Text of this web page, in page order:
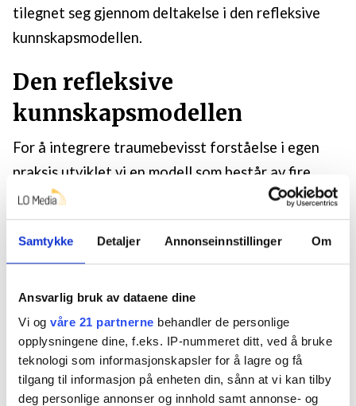
Samtykke Detaljer Annonseinnstillinger Om
Ansvarlig bruk av dataene dine
Vi og våre 21 partnerne behandler de personlige
opplysningene dine, f.eks. IP-nummeret ditt, ved å bruke
teknologi som informasjonskapsler for å lagre og få
tilgang til informasjon på enheten din, sånn at vi kan tilby
deg personlige annonser og innhold samt annonse- og
tilegnet seg gjennom deltakelse i den refleksive
kunnskapsmodellen.
Den refleksive
kunnskapsmodellen
For å integrere traumebevisst forståelse i egen
praksis utviklet vi en modell som består av fire
refleksjonssamlinger som følger en oppsatt
struktur med fem sekvenser per samling. Første
sekvens retter oppmerksomheten på
tar utgangspunkt i en konkret beboer og beskriver
hvilke ressurser og utfordringer de opplever i møte
med beboeren. I grupper på fire til fem personer
utveksler miljøterapeutene erfaringer om hvordan
utfordringene kommer til uttrykk i deres